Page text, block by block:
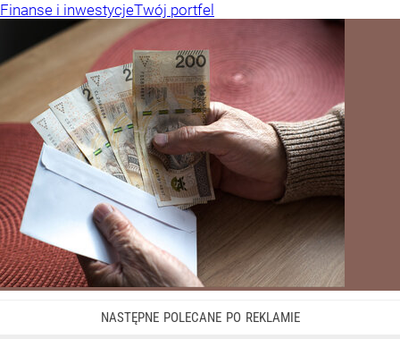
Finanse i inwestycjeTwój portfel